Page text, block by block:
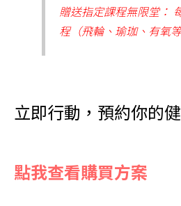
贈送指定課程無限堂：
程（飛輪、瑜珈、有氧
立即行動，預約你的
點我查看購買方案